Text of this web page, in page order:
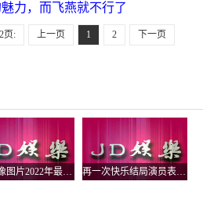
力，而飞燕就不行了
页: 上一页 1 2 下一页
情侣头像图片2022年最新头像(情侣头像图片 再一次快乐结局演员表,再一次的结局演员